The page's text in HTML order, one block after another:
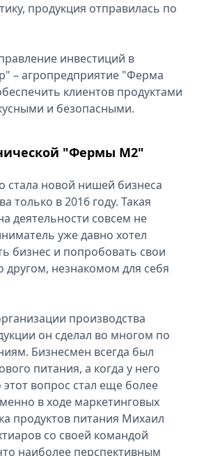
продукция отправилась по
инвестиций в
– агропредприятие "Ферма
клиентов продуктами
и безопасными.
"Фермы М2"
стала новой нишей бизнеса
только в 2016 году. Такая
деятельности совсем не
уже давно хотел
бизнес и попробовать свои
незнакомом для себя
производства
он сделал во многом по
Бизнесмен всегда был
питания, а когда у него
этот вопрос стал еще более
в ходе маркетинговых
продуктов питания Михаил
со своей командой
наиболее перспективным